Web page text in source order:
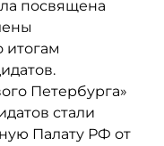
посвящена
Петербурга»
стали
Палату РФ от